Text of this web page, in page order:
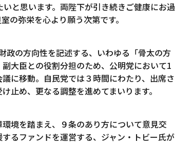
と思います。両陛下が引き続きご健康にお過
の弥栄を心より願う次第です。
政の方向性を記述する、いわゆる「骨太の方
大臣との役割分担のため、公明党において1
に移動。自民党では３時間にわたり、出席さ
止め、更なる調整を進めてまいります。
境を踏まえ、９条のあり方について意見交
るファンドを運営する、ジャン・トビー氏が